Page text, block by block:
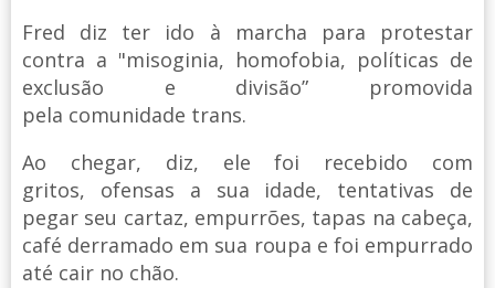
Fred diz ter ido à marcha para protestar
contra a "misoginia, homofobia, políticas de
exclusão e divisão” promovida
pela comunidade trans.
Ao chegar, diz, ele foi recebido com
gritos, ofensas a sua idade, tentativas de
pegar seu cartaz, empurrões, tapas na cabeça,
café derramado em sua roupa e foi empurrado
até cair no chão.